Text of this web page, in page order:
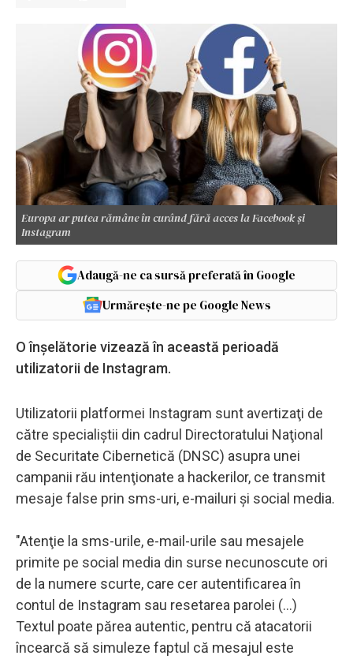
Europa ar putea rămâne în curând fără acces la Facebook și
Instagram
Adaugă-ne ca sursă preferată în Google
Urmărește-ne pe Google News
O înșelătorie vizează în această perioadă
utilizatorii de Instagram.
Utilizatorii platformei Instagram sunt avertizaţi de
către specialiştii din cadrul Directoratului Naţional
de Securitate Cibernetică (DNSC) asupra unei
campanii rău intenţionate a hackerilor, ce transmit
mesaje false prin sms-uri, e-mailuri şi social media.
"Atenţie la sms-urile, e-mail-urile sau mesajele
primite pe social media din surse necunoscute ori
de la numere scurte, care cer autentificarea în
contul de Instagram sau resetarea parolei (...)
Textul poate părea autentic, pentru că atacatorii
încearcă să simuleze faptul că mesajul este